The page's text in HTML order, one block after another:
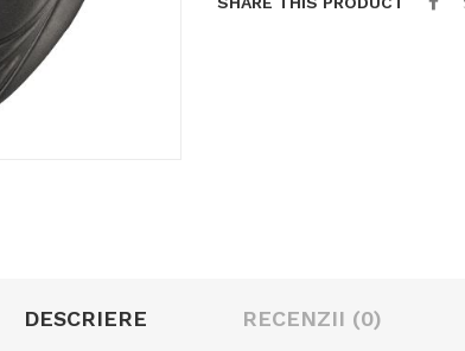
DESCRIERE RECENZII (0)